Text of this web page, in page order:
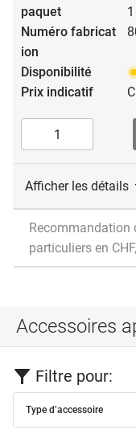
1
Afficher les détails
Recommandation
particuliers en
Accessoires
Filtre pour:
Type d’accessoire